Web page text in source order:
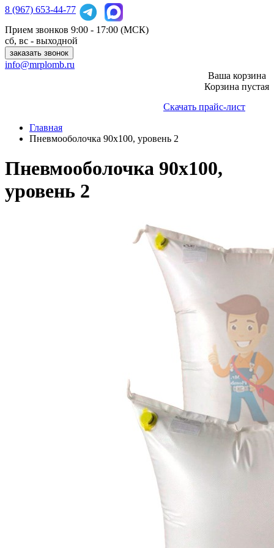
8 (967) 653-44-77
Прием звонков 9:00 - 17:00 (МСК)
сб, вс - выходной
заказать звонок
info@mrplomb.ru
Ваша корзина
Корзина пустая
Скачать прайс-лист
Главная
Пневмооболочка 90х100, уровень 2
Пневмооболочка 90х100,
уровень 2